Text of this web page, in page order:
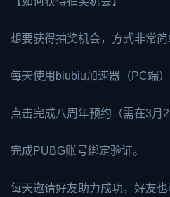
想要获得抽奖机会，方式非常简
每天使用 biubiu加速器 （PC端
点击完成八周年预约（需在3月2
完成PUBG账号绑定验证。
每天邀请好友助力成功，好友也